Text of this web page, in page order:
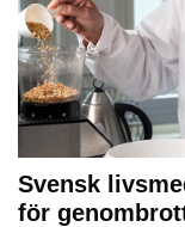
Svensk
för